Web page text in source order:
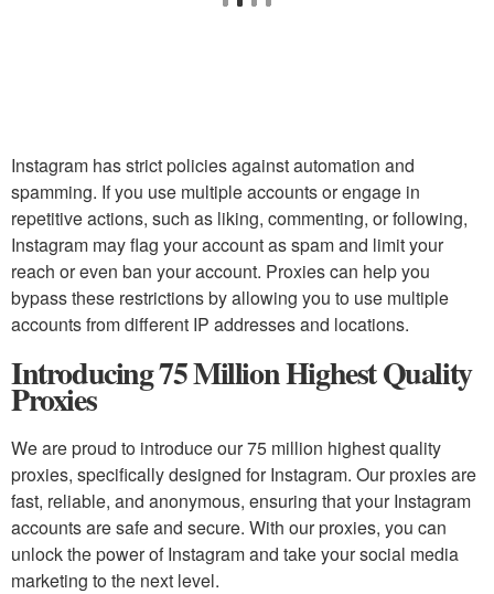
Instagram has strict policies against automation and
spamming. If you use multiple accounts or engage in
repetitive actions, such as liking, commenting, or following,
Instagram may flag your account as spam and limit your
reach or even ban your account. Proxies can help you
bypass these restrictions by allowing you to use multiple
accounts from different IP addresses and locations.
Introducing 75 Million Highest Quality
Proxies
We are proud to introduce our 75 million highest quality
proxies, specifically designed for Instagram. Our proxies are
fast, reliable, and anonymous, ensuring that your Instagram
accounts are safe and secure. With our proxies, you can
unlock the power of Instagram and take your social media
marketing to the next level.